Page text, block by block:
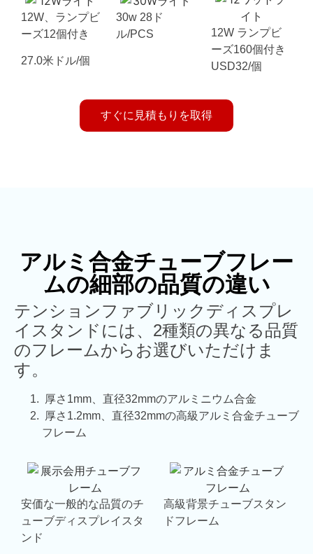
12W、ランプビ
ーズ12個付き
27.0米ドル/個
30w 28ド
ル/PCS
12W ランプビ
ーズ160個付き
USD32/個
すぐに見積もりを取得
アルミ合金チューブフレー
ムの細部の品質の違い
テンションファブリックディスプレ
イスタンドには、2種類の異なる品質
のフレームからお選びいただけま
す。
厚さ1mm、直径32mmのアルミニウム合金
厚さ1.2mm、直径32mmの高級アルミ合金チューブ
フレーム
安価な一般的な品質のチ
ューブディスプレイスタ
ンド
高級背景チューブスタン
ドフレーム